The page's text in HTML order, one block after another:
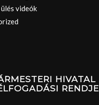
videók
HIVATAL
RENDJE